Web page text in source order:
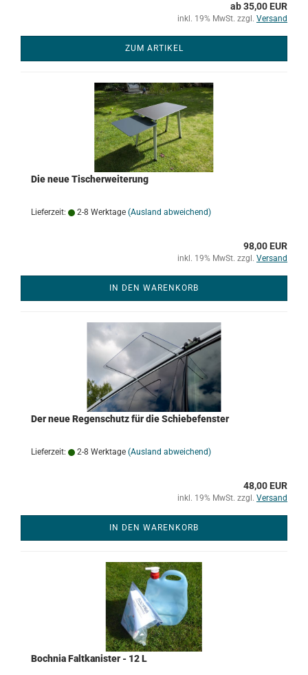
ab 35,00 EUR
inkl. 19% MwSt. zzgl. Versand
ZUM ARTIKEL
Die neue Tischerweiterung
Lieferzeit: 2-8 Werktage (Ausland abweichend)
98,00 EUR
inkl. 19% MwSt. zzgl. Versand
IN DEN WARENKORB
Der neue Regenschutz für die Schiebefenster
Lieferzeit: 2-8 Werktage (Ausland abweichend)
48,00 EUR
inkl. 19% MwSt. zzgl. Versand
IN DEN WARENKORB
Bochnia Faltkanister - 12 L